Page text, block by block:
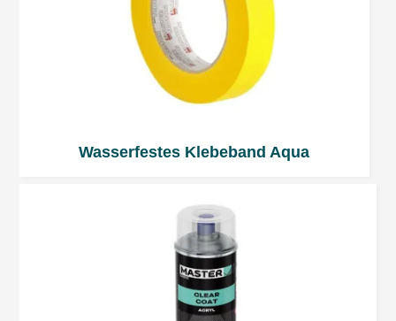
Acryl-Klarlack aufzutragen.
: Anweisungen auf
Sicherheitsdatenblatt für gefährliche Stoffe
Wasserfestes Klebeband Aqua